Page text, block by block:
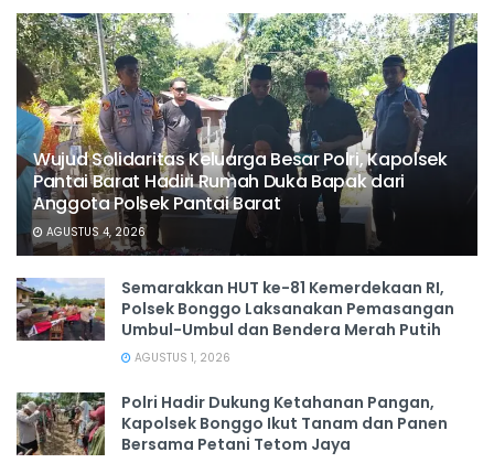
Wujud Solidaritas Keluarga Besar Polri, Kapolsek
Pantai Barat Hadiri Rumah Duka Bapak dari
Anggota Polsek Pantai Barat
AGUSTUS 4, 2026
Semarakkan HUT ke-81 Kemerdekaan RI,
Polsek Bonggo Laksanakan Pemasangan
Umbul-Umbul dan Bendera Merah Putih
AGUSTUS 1, 2026
Polri Hadir Dukung Ketahanan Pangan,
Kapolsek Bonggo Ikut Tanam dan Panen
Bersama Petani Tetom Jaya